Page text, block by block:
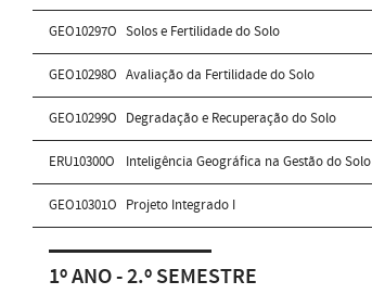
GEO10297O Solos e Fertilidade do Solo
GEO10298O Avaliação da Fertilidade do Solo
GEO10299O Degradação e Recuperação do Solo
ERU10300O Inteligência Geográfica na Gestão do Solo
GEO10301O Projeto Integrado I
1º ANO - 2.º SEMESTRE